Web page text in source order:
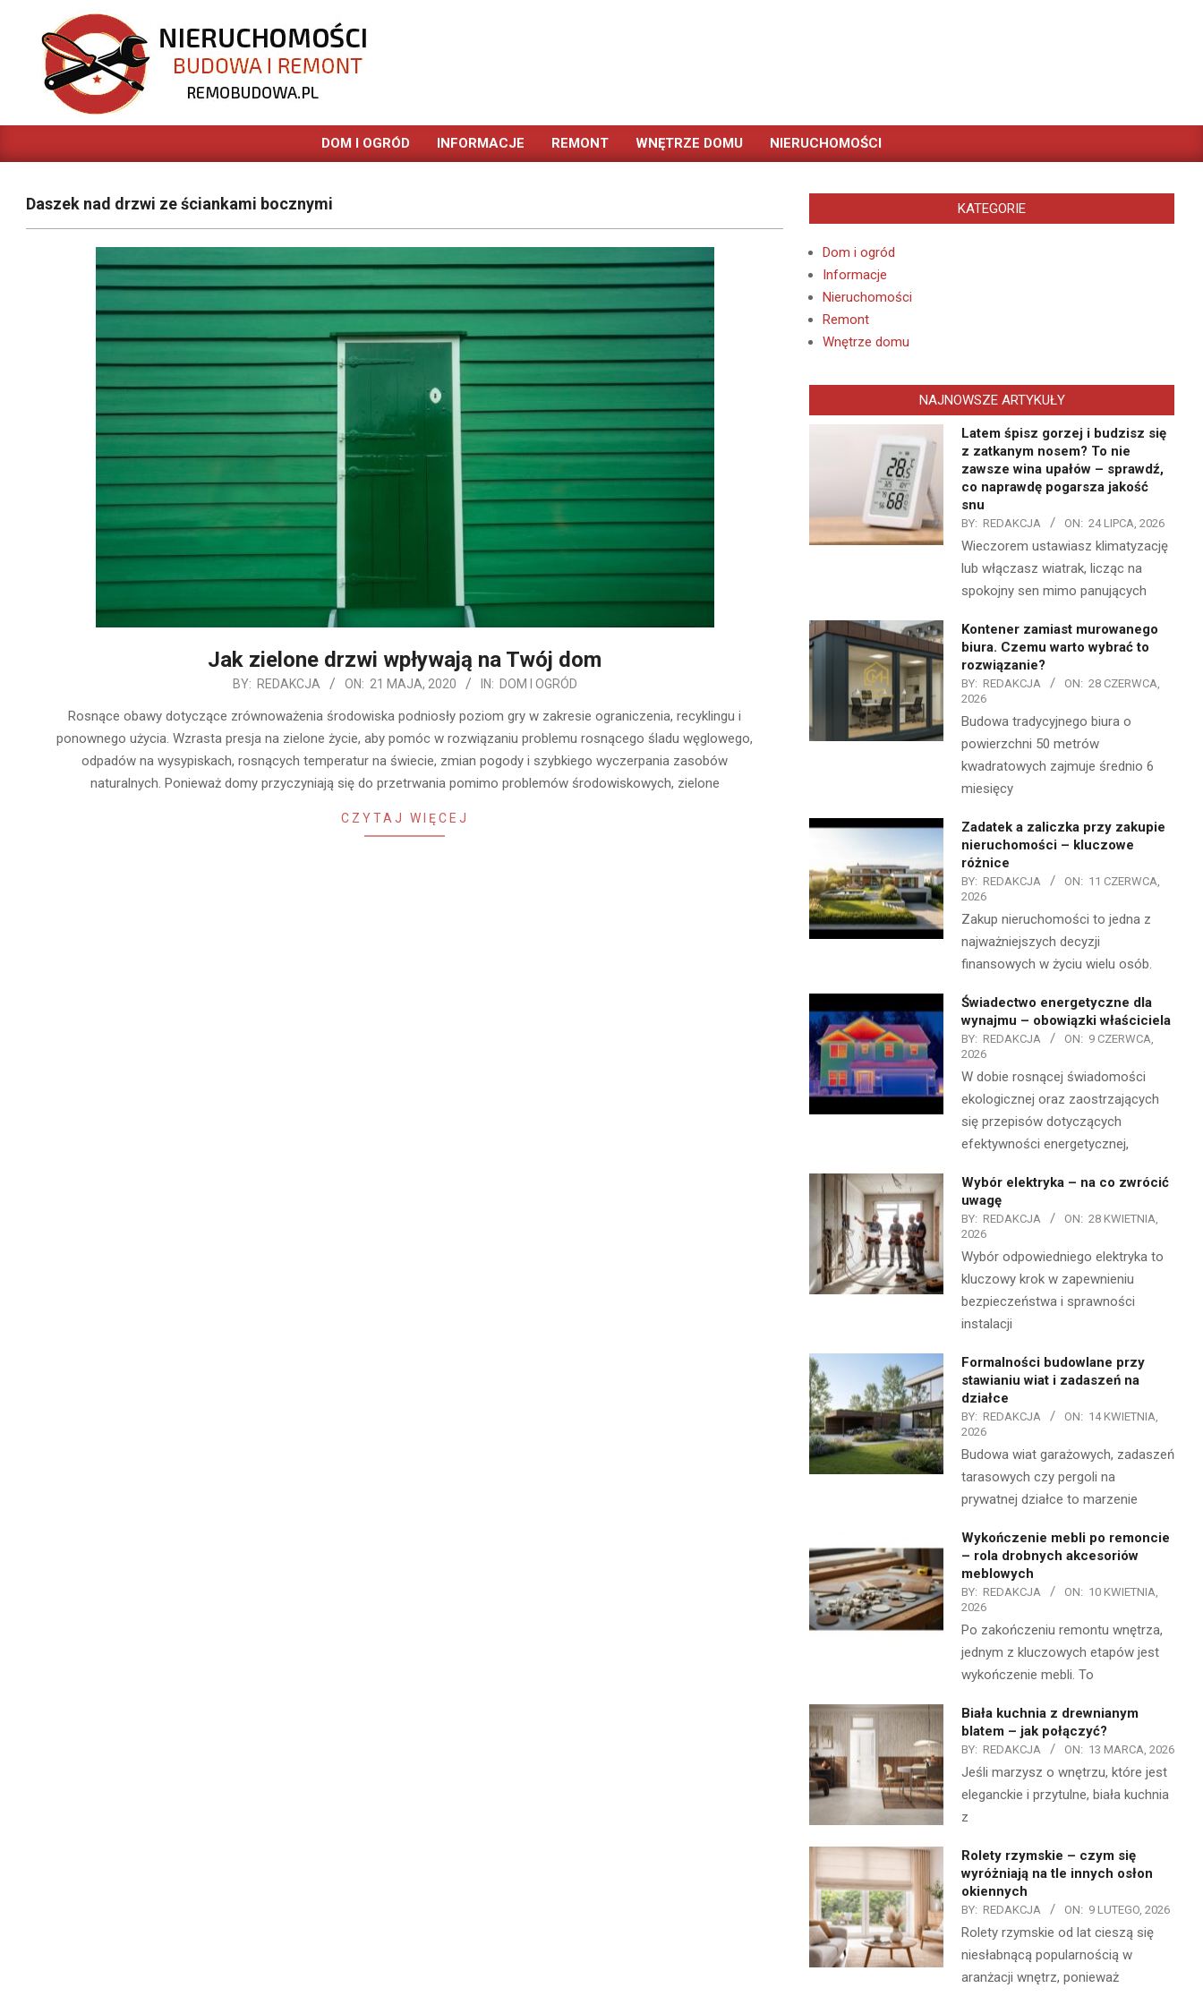
content
REMOBUDOWA.PL
Primary
DOM I OGRÓD INFORMACJE REMONT WNĘTRZE DOMU NIERUCHOMOŚCI
Daszek nad drzwi ze ściankami bocznymi
Jak zielone drzwi wpływają na Twój dom
BY: REDAKCJA ON: 21 MAJA, 2020 IN: DOM I OGRÓD
Rosnące obawy dotyczące zrównoważenia środowiska podniosły poziom gry w zakresie ograniczenia, recyklingu i
ponownego użycia. Wzrasta presja na zielone życie, aby pomóc w rozwiązaniu problemu rosnącego śladu węglowego,
odpadów na wysypiskach, rosnących temperatur na świecie, zmian pogody i szybkiego wyczerpania zasobów
naturalnych. Ponieważ domy przyczyniają się do przetrwania pomimo problemów środowiskowych, zielone
CZYTAJ WIĘCEJ
KATEGORIE
Dom i ogród
Informacje
Nieruchomości
Remont
Wnętrze domu
NAJNOWSZE ARTYKUŁY
Latem śpisz gorzej i budzisz się
z zatkanym nosem? To nie
zawsze wina upałów – sprawdź,
co naprawdę pogarsza jakość
snu
BY: REDAKCJA ON: 24 LIPCA, 2026
Wieczorem ustawiasz klimatyzację
lub włączasz wiatrak, licząc na
spokojny sen mimo panujących
Kontener zamiast murowanego
biura. Czemu warto wybrać to
rozwiązanie?
BY: REDAKCJA ON: 28 CZERWCA,
2026
Budowa tradycyjnego biura o
powierzchni 50 metrów
kwadratowych zajmuje średnio 6
miesięcy
Zadatek a zaliczka przy zakupie
nieruchomości – kluczowe
różnice
BY: REDAKCJA ON: 11 CZERWCA,
2026
Zakup nieruchomości to jedna z
najważniejszych decyzji
finansowych w życiu wielu osób.
Świadectwo energetyczne dla
wynajmu – obowiązki właściciela
BY: REDAKCJA ON: 9 CZERWCA,
2026
W dobie rosnącej świadomości
ekologicznej oraz zaostrzających
się przepisów dotyczących
efektywności energetycznej,
Wybór elektryka – na co zwrócić
uwagę
BY: REDAKCJA ON: 28 KWIETNIA,
2026
Wybór odpowiedniego elektryka to
kluczowy krok w zapewnieniu
bezpieczeństwa i sprawności
instalacji
Formalności budowlane przy
stawianiu wiat i zadaszeń na
działce
BY: REDAKCJA ON: 14 KWIETNIA,
2026
Budowa wiat garażowych, zadaszeń
tarasowych czy pergoli na
prywatnej działce to marzenie
Wykończenie mebli po remoncie
– rola drobnych akcesoriów
meblowych
BY: REDAKCJA ON: 10 KWIETNIA,
2026
Po zakończeniu remontu wnętrza,
jednym z kluczowych etapów jest
wykończenie mebli. To
Biała kuchnia z drewnianym
blatem – jak połączyć?
BY: REDAKCJA ON: 13 MARCA, 2026
Jeśli marzysz o wnętrzu, które jest
eleganckie i przytulne, biała kuchnia
z
Rolety rzymskie – czym się
wyróżniają na tle innych osłon
okiennych
BY: REDAKCJA ON: 9 LUTEGO, 2026
Rolety rzymskie od lat cieszą się
niesłabnącą popularnością w
aranżacji wnętrz, ponieważ